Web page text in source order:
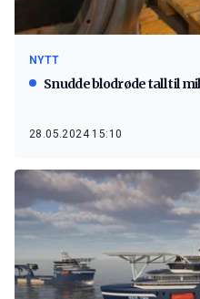
NYTT
Snudde blodrøde tall til
28.05.2024 15:10